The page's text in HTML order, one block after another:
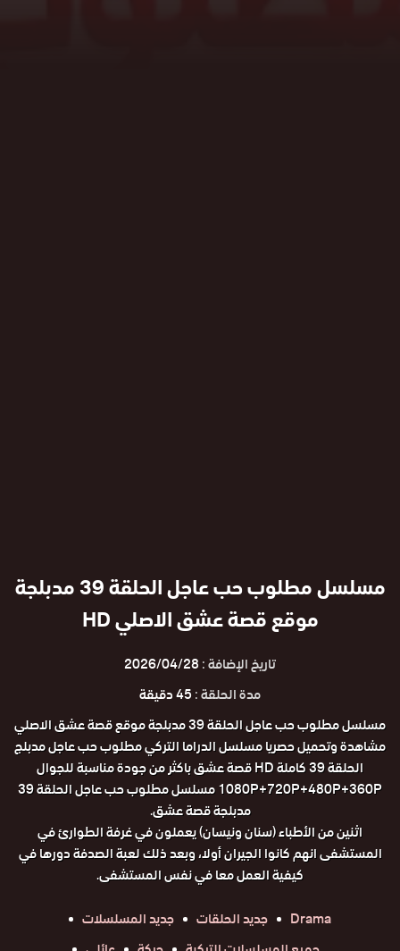
مسلسل مطلوب حب عاجل الحلقة 39 مدبلجة
موقع قصة عشق الاصلي HD
تاريخ الإضافة :2026/04/28
مدة الحلقة :45 دقيقة
مسلسل مطلوب حب عاجل الحلقة 39 مدبلجة موقع قصة عشق الاصلي
مشاهدة وتحميل حصريا مسلسل الدراما التركي مطلوب حب عاجل مدبلج
الحلقة 39 كاملة HD قصة عشق باكثر من جودة مناسبة للجوال
1080P+720P+480P+360P مسلسل مطلوب حب عاجل الحلقة 39
مدبلجة قصة عشق.
اثنين من الأطباء (سنان ونيسان) يعملون في غرفة الطوارئ في
المستشفى انهم كانوا الجيران أولا، وبعد ذلك لعبة الصدفة دورها في
كيفية العمل معا في نفس المستشفى.
Drama
جديد الحلقات
جديد المسلسلات